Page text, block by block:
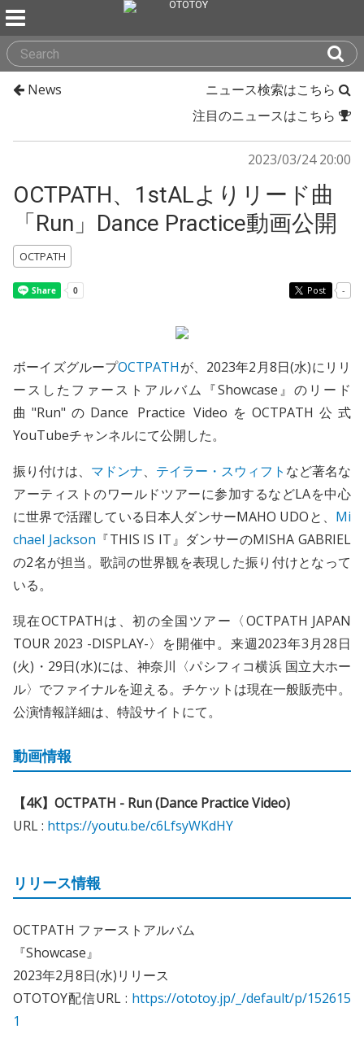
News
ニュース検索はこちら
注目のニュースはこちら
2023/03/24 20:00
OCTPATH、1stALよりリード曲
「Run」Dance Practice動画公開
OCTPATH
Post -
ボーイズグループOCTPATHが、2023年2月8日(水)にリリ
ースしたファーストアルバム『Showcase』のリード
曲"Run"のDance Practice VideoをOCTPATH公式
YouTubeチャンネルにて公開した。
振り付けは、 マドンナ、 テイラー・スウィフト など著名な
アーティストのワールドツアーに参加するなどLAを中心
に世界で活躍している日本人ダンサーMAHO UDOと、 Mi
chael Jackson 『THIS IS IT』ダンサーのMISHA GABRIEL
の2名が担当。歌詞の世界観を表現した振り付けとなって
いる。
現在OCTPATHは、初の全国ツアー〈OCTPATH JAPAN
TOUR 2023 -DISPLAY-〉を開催中。来週2023年3月28日
(火)・29日(水)には、神奈川〈パシフィコ横浜 国立大ホー
ル〉でファイナルを迎える。チケットは現在一般販売中。
公演情報詳細は、特設サイトにて。
動画情報
【4K】OCTPATH - Run (Dance Practice Video)
URL : https://youtu.be/c6LfsyWKdHY
リリース情報
OCTPATH ファーストアルバム
『Showcase』
2023年2月8日(水)リリース
OTOTOY配信URL : https://ototoy.jp/_/default/p/152615
1